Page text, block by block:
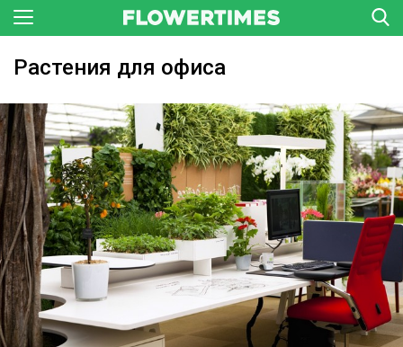
Растения для офиса